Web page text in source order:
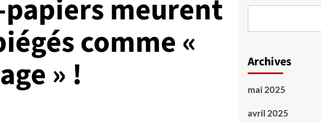
papiers meurent
comme «
» ! Archives
mai 2025
avril 2025